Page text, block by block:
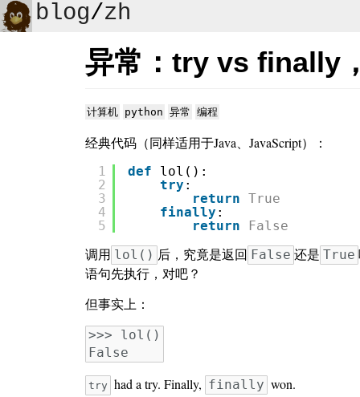
blog/zh
异常：try vs finally
计算机 python 异常 编程
经典代码（同样适用于Java、JavaScript）：
1
2
3
4
5
def
lol():
try :
return True
finally :
return
False
调用 lol() 后，究竟是返回 False 还是 True
语句先执行，对吧？
但事实上：
>>> lol()
False
try had a try. Finally, finally won.